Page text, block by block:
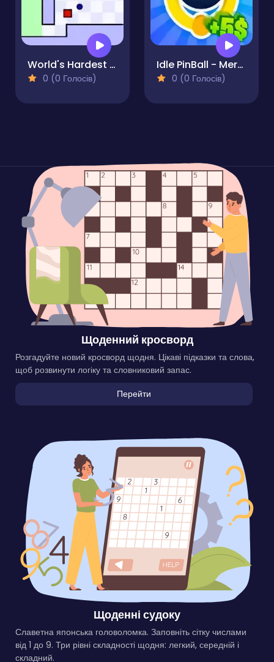
World's Hardest Game
0 (0 Голосів)
Idle PinBall - Merge Clicker
0 (0 Голосів)
Щоденний кросворд
Розгадуйте новий кросворд щодня. Цікаві підказки та слова,
щоб розвинути логіку та словниковий запас.
Перейти
Щоденні судоку
Славетна японська головоломка. Заповніть сітку числами
від 1 до 9. Три рівні складності щодня: легкий, середній і
складний.